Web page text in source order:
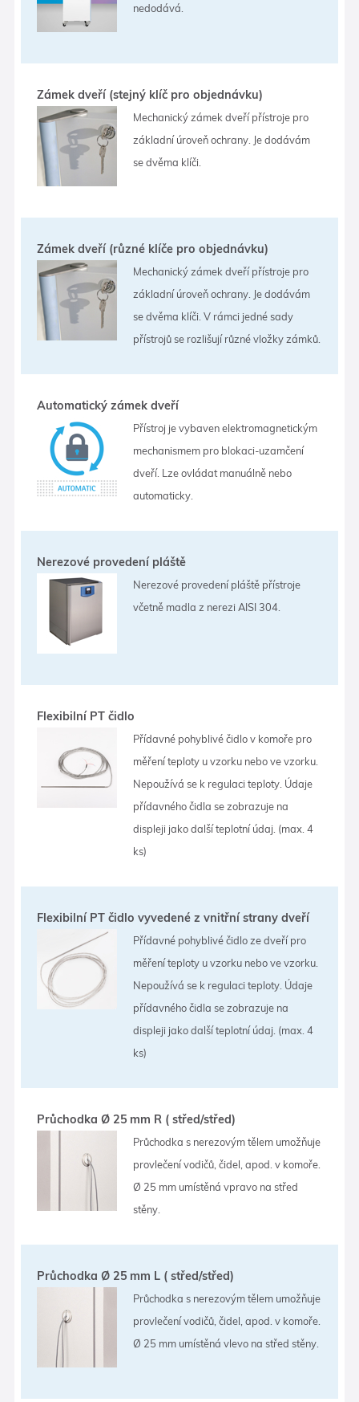
nedodává.
Zámek dveří (stejný klíč pro objednávku)
Mechanický zámek dveří přístroje pro
základní úroveň ochrany. Je dodávám
se dvěma klíči.
Zámek dveří (různé klíče pro objednávku)
Mechanický zámek dveří přístroje pro
základní úroveň ochrany. Je dodávám
se dvěma klíči. V rámci jedné sady
přístrojů se rozlišují různé vložky zámků.
Automatický zámek dveří
Přístroj je vybaven elektromagnetickým
mechanismem pro blokaci-uzamčení
dveří. Lze ovládat manuálně nebo
automaticky.
Nerezové provedení pláště
Nerezové provedení pláště přístroje
včetně madla z nerezi AISI 304.
Flexibilní PT čidlo
Přídavné pohyblivé čidlo v komoře pro
měření teploty u vzorku nebo ve vzorku.
Nepoužívá se k regulaci teploty. Údaje
přídavného čidla se zobrazuje na
displeji jako další teplotní údaj. (max. 4
ks)
Flexibilní PT čidlo vyvedené z vnitřní strany dveří
Přídavné pohyblivé čidlo ze dveří pro
měření teploty u vzorku nebo ve vzorku.
Nepoužívá se k regulaci teploty. Údaje
přídavného čidla se zobrazuje na
displeji jako další teplotní údaj. (max. 4
ks)
Průchodka Ø 25 mm R ( střed/střed)
Průchodka s nerezovým tělem umožňuje
provlečení vodičů, čidel, apod. v komoře.
Ø 25 mm umístěná vpravo na střed
stěny.
Průchodka Ø 25 mm L ( střed/střed)
Průchodka s nerezovým tělem umožňuje
provlečení vodičů, čidel, apod. v komoře.
Ø 25 mm umístěná vlevo na střed stěny.